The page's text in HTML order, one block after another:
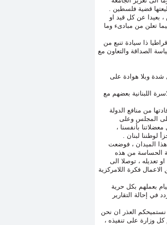
قضية فلسطين .
بعيدا عن كل قيد او
تعلن من مبادىء وما
ذا سيادة تنبع من
الصداقة والتعاون مع
شدة وبلا هوادة على
اللبنانية بعضهم مع
من منافع الدولة
المجلس وعلى
بأنفسنا ،
لوطننا لبنان .
الميدان ، فوضعت
الحساسة من هذه
تعديله ، توصلا الى
فكرة اللامركزية
بعملهم بكل حرية
في إحالة التقارير
العذر ان نحن
وزارة على تنفيذه ،